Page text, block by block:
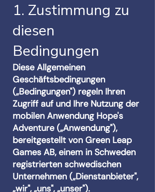
1. Zustimmung zu
diesen
Bedingungen
Diese Allgemeinen
Geschäftsbedingungen
(„Bedingungen") regeln Ihren
Zugriff auf und Ihre Nutzung der
mobilen Anwendung Hope's
Adventure („Anwendung"),
bereitgestellt von Green Leap
Games AB, einem in Schweden
registrierten schwedischen
Unternehmen („Dienstanbieter",
„wir", „uns", „unser").